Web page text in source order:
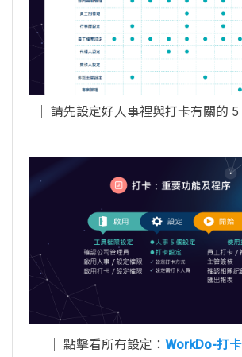
│ 請先設定好人事裡與打卡有關的 5
│ 點擊看所有設定： WorkDo-打